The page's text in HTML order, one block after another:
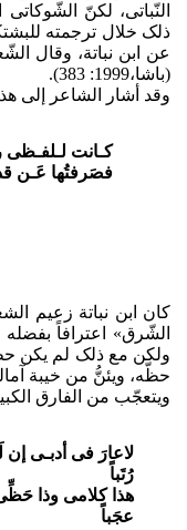
النّباتی، لکنّ
ذلک خلال ترجمته
عن ابن نباتة، وقال
(باشا،1999: 383).
وقد أشار الشاعر إلی
کـانت لـلفـظی
فصَرفتُها عَـن
کان ابن نباتة زعیم
الشّرق» اعترافاً
ولکن مع ذلک لم یکن
حظّه، ویئنُّ من خیبة
ویتعجّب من الفارق
لاعارَ فی أدبـی إن
رُتَباً
هذا کلامی وذا
عجَباً